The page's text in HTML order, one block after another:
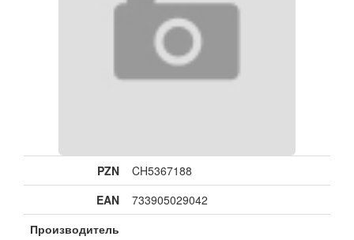
PZN
CH5367188
EAN
733905029042
Производитель